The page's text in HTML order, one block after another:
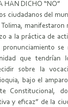
HAN DICHO “NO”
ciudadanos del
manifestaron
a la práctica de
se
que tendrían
sobre la
bajo el
Constitucional,
y eficaz” de la